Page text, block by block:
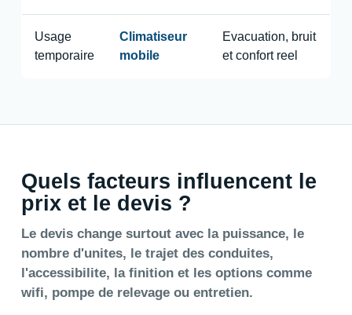
Usage
temporaire
Climatiseur
mobile
Evacuation, bruit
et confort reel
Quels facteurs influencent le
prix et le devis ?
Le devis change surtout avec la puissance, le
nombre d'unites, le trajet des conduites,
l'accessibilite, la finition et les options comme
wifi, pompe de relevage ou entretien.